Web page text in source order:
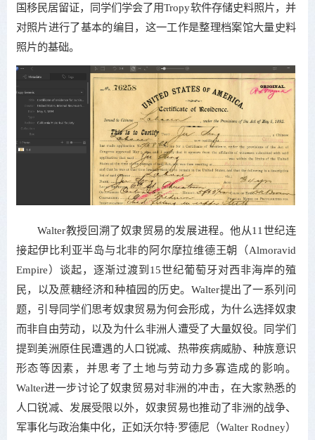
国移民居留证，同学们学会了用Tropy软件存储史料照片，并
对照片进行了基本的编目，这一工作是整理档案馆大量史料
照片的基础。
Walter教授回溯了奴隶贸易的发展进程。他从11世纪连
接起伊比利亚半岛与北非的阿尔摩拉维德王朝（Almoravid
Empire）谈起，逐渐过渡到15世纪葡萄牙对西非海岸的殖
民，以及蔗糖经济和种植园的历史。Walter提出了一系列问
题，引导同学们思考奴隶贸易为何会形成，为什么选择奴隶
而非自由劳动，以及为什么非洲人遭受了大量奴役。同学们
提到美洲原住民遭遇的人口锐减、热带疾病威胁、种族意识
形态等因素，并思考了土地与劳动力多寡造成的影响。
Walter进一步讨论了奴隶贸易对非洲的冲击，在大家熟悉的
人口锐减、发展受限以外，奴隶贸易也推动了非洲的战争、
军事化与政治集中化，正如沃尔特·罗德尼（Walter Rodney）